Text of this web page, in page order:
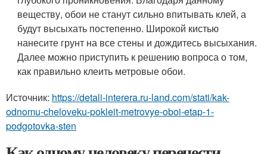
веществу, обои не станут сильно впитывать клей, а
будут высыхать постепенно. Широкой кистью
нанесите грунт на все стены и дождитесь высыхания.
Далее можно приступить к решению вопроса о том,
как правильно клеить метровые обои.
Источник: https://detali-interera.ru-land.com/stati/kak-
odnomu-cheloveku-pokleit-metrovye-oboi-etap-1-
podgotovka-sten